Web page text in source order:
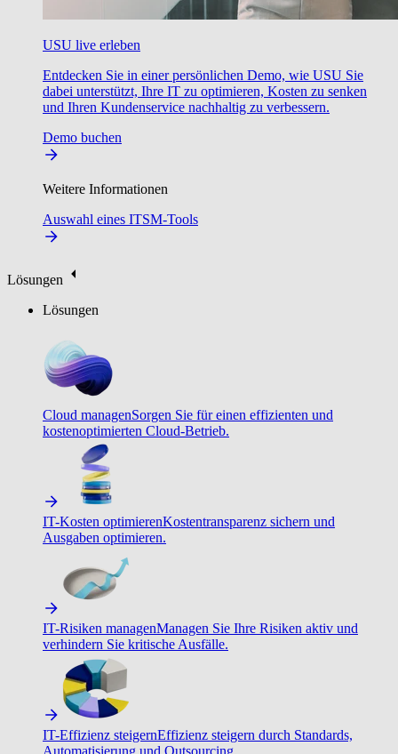
USU live erleben
Entdecken Sie in einer persönlichen Demo, wie USU Sie
dabei unterstützt, Ihre IT zu optimieren, Kosten zu senken
und Ihren Kundenservice nachhaltig zu verbessern.
Demo buchen
Weitere Informationen
Auswahl eines ITSM-Tools
Lösungen
Lösungen
Cloud managenSorgen Sie für einen effizienten und
kostenoptimierten Cloud-Betrieb.
IT-Kosten optimierenKostentransparenz sichern und
Ausgaben optimieren.
IT-Risiken managenManagen Sie Ihre Risiken aktiv und
verhindern Sie kritische Ausfälle.
IT-Effizienz steigernEffizienz steigern durch Standards,
Automatisierung und Outsourcing.